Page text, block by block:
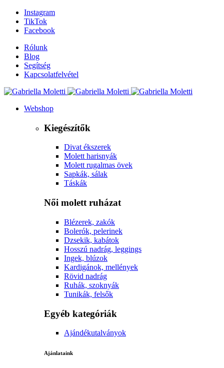
Instagram
TikTok
Facebook
Rólunk
Blog
Segítség
Kapcsolatfelvétel
Webshop
Kiegészítők
Divat ékszerek
Molett harisnyák
Molett rugalmas övek
Sapkák, sálak
Táskák
Női molett ruházat
Blézerek, zakók
Bolerók, pelerinek
Dzsekik, kabátok
Hosszú nadrág, leggings
Ingek, blúzok
Kardigánok, mellények
Rövid nadrág
Ruhák, szoknyák
Tunikák, felsők
Egyéb kategóriák
Ajándékutalványok
Ajánlataink